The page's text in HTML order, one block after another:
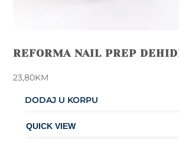
REFORMA NAIL PREP
23,80KM
DODAJ U KORPU